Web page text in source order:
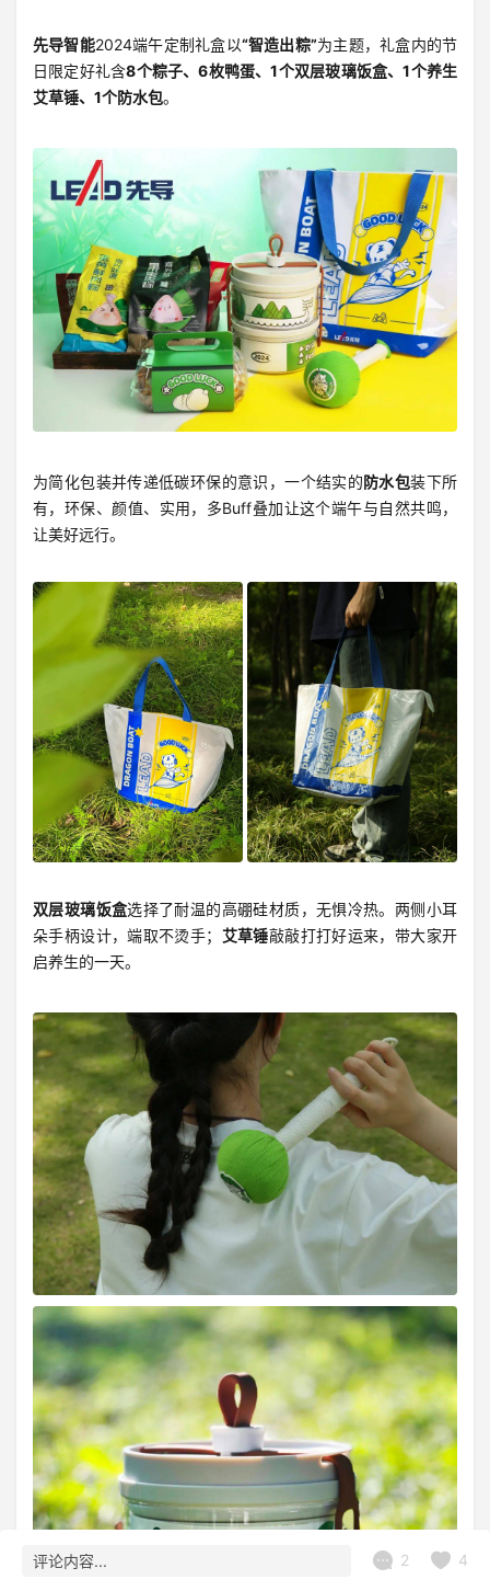
先导智能2024端午定制礼盒以“智造出粽”为主题，礼盒内的节
日限定好礼含8个粽子、6枚鸭蛋、1个双层玻璃饭盒、1个养生
艾草锤、1个防水包。
为简化包装并传递低碳环保的意识，一个结实的防水包装下所
有，环保、颜值、实用，多Buff叠加让这个端午与自然共鸣，
让美好远行。
双层玻璃饭盒选择了耐温的高硼硅材质，无惧冷热。两侧小耳
朵手柄设计，端取不烫手； 艾草锤敲敲打打好运来，带大家开
启养生的一天。
评论内容... 2 4